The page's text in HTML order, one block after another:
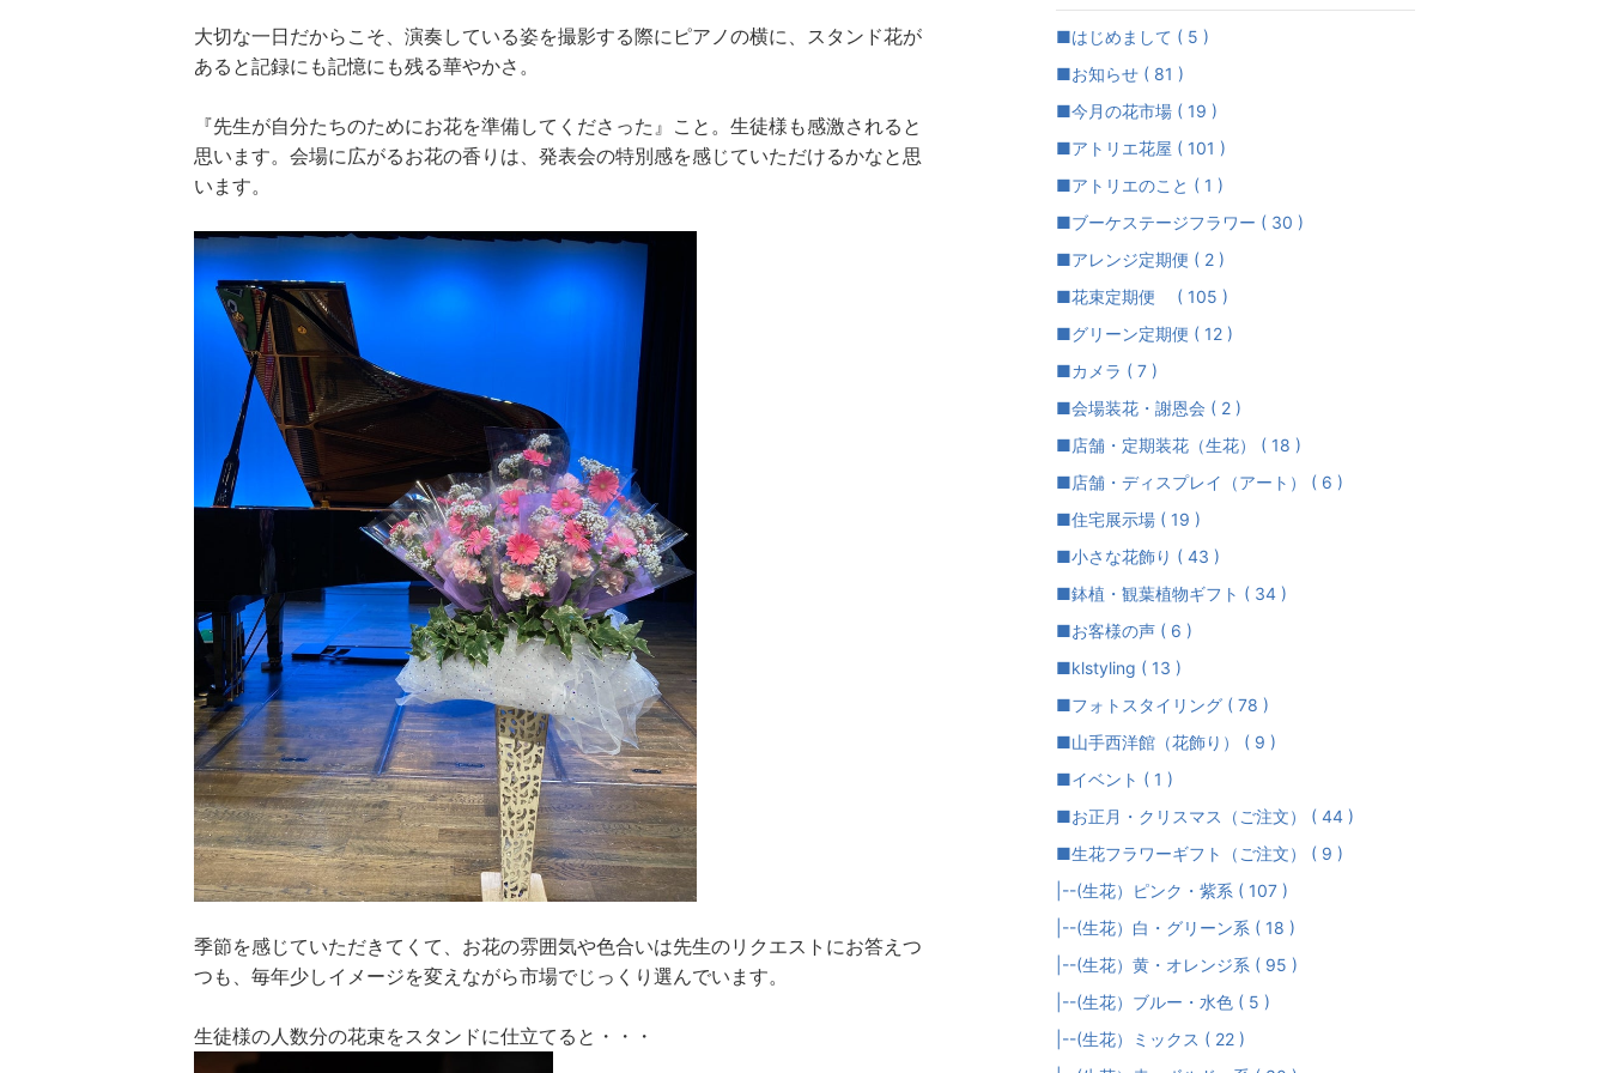
大切な一日だからこそ、演奏している姿を撮影する際にピアノの横に、スタンド花が
あると記録にも記憶にも残る華やかさ。
『先生が自分たちのためにお花を準備してくださった』こと。生徒様も感激されると
思います。会場に広がるお花の香りは、発表会の特別感を感じていただけるかなと思
います。
季節を感じていただきてくて、お花の雰囲気や色合いは先生のリクエストにお答えつ
つも、毎年少しイメージを変えながら市場でじっくり選んでいます。
生徒様の人数分の花束をスタンドに仕立てると・・・
■はじめまして ( 5 )
■お知らせ ( 81 )
■今月の花市場 ( 19 )
■アトリエ花屋 ( 101 )
■アトリエのこと ( 1 )
■ブーケステージフラワー ( 30 )
■アレンジ定期便 ( 2 )
■花束定期便 ( 105 )
■グリーン定期便 ( 12 )
■カメラ ( 7 )
■会場装花・謝恩会 ( 2 )
■店舗・定期装花（生花） ( 18 )
■店舗・ディスプレイ（アート） ( 6 )
■住宅展示場 ( 19 )
■小さな花飾り ( 43 )
■鉢植・観葉植物ギフト ( 34 )
■お客様の声 ( 6 )
■klstyling ( 13 )
■フォトスタイリング ( 78 )
■山手西洋館（花飾り） ( 9 )
■イベント ( 1 )
■お正月・クリスマス（ご注文） ( 44 )
■生花フラワーギフト（ご注文） ( 9 )
|--(生花）ピンク・紫系 ( 107 )
|--(生花）白・グリーン系 ( 18 )
|--(生花）黄・オレンジ系 ( 95 )
|--(生花）ブルー・水色 ( 5 )
|--(生花）ミックス ( 22 )